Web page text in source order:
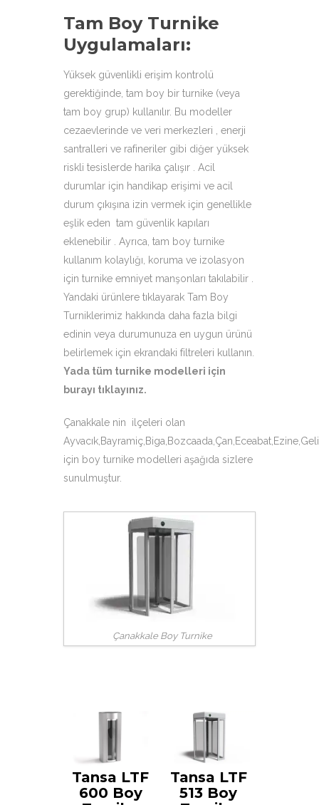
Tam Boy Turnike
Uygulamaları:
Yüksek güvenlikli erişim kontrolü
gerektiğinde, tam boy bir turnike (veya
tam boy grup) kullanılır. Bu modeller
cezaevlerinde ve veri merkezleri , enerji
santralleri ve rafineriler gibi diğer yüksek
riskli tesislerde harika çalışır . Acil
durumlar için handikap erişimi ve acil
durum çıkışına izin vermek için genellikle
eşlik eden tam güvenlik kapıları
eklenebilir . Ayrıca, tam boy turnike
kullanım kolaylığı, koruma ve izolasyon
için turnike emniyet manşonları takılabilir .
Yandaki ürünlere tıklayarak Tam Boy
Turniklerimiz hakkında daha fazla bilgi
edinin veya durumunuza en uygun ürünü
belirlemek için ekrandaki filtreleri kullanın.
Yada tüm turnike modelleri için
burayı tıklayınız.
Çanakkale nin ilçeleri olan
için boy turnike modelleri aşağıda sizlere
sunulmuştur.
Çanakkale Boy Turnike
Tansa LTF
600 Boy
Tansa LTF
513 Boy